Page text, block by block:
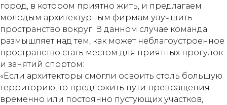
город, в котором приятно жить, и предлагаем
молодым архитектурным фирмам улучшить
пространство вокруг. В данном случае команда
размышляет над тем, как может неблагоустроенное
пространство стать местом для приятных прогулок
и занятий спортом:
«Если архитекторы смогли освоить столь большую
территорию, то предложить пути превращения
временно или постоянно пустующих участков,